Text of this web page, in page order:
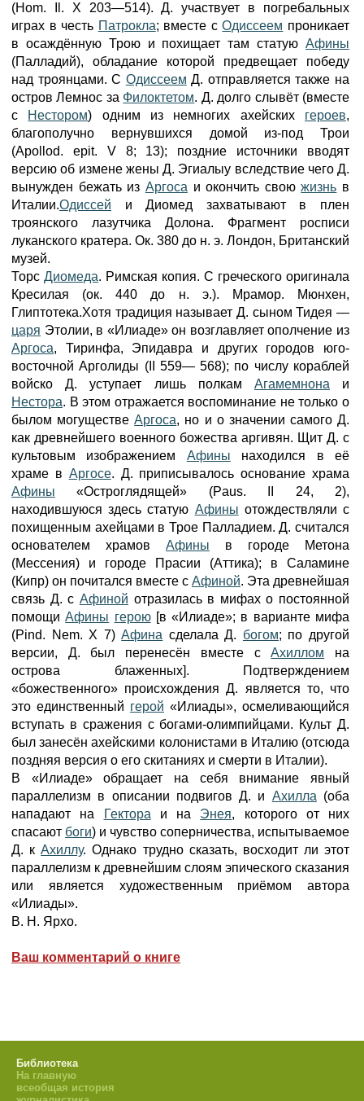
(Hom. Il. X 203—514). Д. участвует в погребальных
играх в честь Патрокла; вместе сОдиссеем проникает
в осаждённую Трою и похищает там статую Афины
(Палладий), обладание которой предвещает победу
над троянцами. С Одиссеем Д. отправляется также на
остров Лемнос за Филоктетом. Д. долго слывёт (вместе
с Нестором) одним из немногих ахейских героев,
благополучно вернувшихся домой из-под Трои
(Apollod. epit. V 8; 13); поздние источники вводят
версию об измене жены Д. Эгиалыу вследствие чего Д.
вынужден бежать из Аргоса и окончить своюжизнь в
Италии.Одиссей и Диомед захватывают в плен
троянского лазутчика Долона. Фрагмент росписи
луканского кратера. Ок. 380 до н. э. Лондон, Британский
музей.
Торс Диомеда. Римская копия. С греческого оригинала
Кресилая (ок. 440 до н. э.). Мрамор. Мюнхен,
Глиптотека.Хотя традиция называет Д. сыном Тидея —
царя Этолии, в «Илиаде» он возглавляет ополчение из
Аргоса, Тиринфа, Эпидавра и других городов юго-
восточной Арголиды (II 559— 568); по числу кораблей
войско Д. уступает лишь полкам Агамемнона и
Нестора. В этом отражается воспоминание не только о
былом могуществеАргоса, но и о значении самого Д.
как древнейшего военного божества аргивян. Щит Д. с
культовым изображением Афины находился в её
храме в Аргосе. Д. приписывалось основание храма
Афины «Остроглядящей» (Paus. II 24, 2),
находившуюся здесь статую Афины отождествляли с
похищенным ахейцами в Трое Палладием. Д. считался
основателем храмов Афины в городе Метона
(Мессения) и городе Прасии (Аттика); в Саламине
(Кипр) он почитался вместе с Афиной. Эта древнейшая
связь Д. с Афиной отразилась в мифах о постоянной
помощиАфины герою[в «Илиаде»; в варианте мифа
(Pind. Nem. X 7)Афина сделала Д. богом; по другой
версии, Д. был перенесён вместе сАхиллом на
острова блаженных]. Подтверждением
«божественного» происхождения Д. является то, что
это единственный герой «Илиады», осмеливающийся
вступать в сражения с богами-олимпийцами. Культ Д.
был занесён ахейскими колонистами в Италию (отсюда
поздняя версия о его скитаниях и смерти в Италии).
В «Илиаде» обращает на себя внимание явный
параллелизм в описании подвигов Д. и Ахилла (оба
нападают на
Гектора и на Энея, которого от них
спасают боги) и чувство соперничества, испытываемое
Д. кАхиллу. Однако трудно сказать, восходит ли этот
параллелизм к древнейшим слоям эпического сказания
или является художественным приёмом автора
«Илиады».
В. Н. Ярхо.
Ваш комментарий о книге
Библиотека
На главную
всеобщая история